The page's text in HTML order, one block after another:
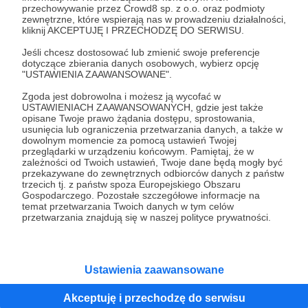
przechowywanie przez Crowd8 sp. z o.o. oraz podmioty
zewnętrzne, które wspierają nas w prowadzeniu działalności,
kliknij AKCEPTUJĘ I PRZECHODZĘ DO SERWISU.
Jeśli chcesz dostosować lub zmienić swoje preferencje
dotyczące zbierania danych osobowych, wybierz opcję
"USTAWIENIA ZAAWANSOWANE".
Zgoda jest dobrowolna i możesz ją wycofać w
USTAWIENIACH ZAAWANSOWANYCH, gdzie jest także
opisane Twoje prawo żądania dostępu, sprostowania,
usunięcia lub ograniczenia przetwarzania danych, a także w
dowolnym momencie za pomocą ustawień Twojej
przeglądarki w urządzeniu końcowym. Pamiętaj, że w
zależności od Twoich ustawień, Twoje dane będą mogły być
przekazywane do zewnętrznych odbiorców danych z państw
trzecich tj. z państw spoza Europejskiego Obszaru
Gospodarczego. Pozostałe szczegółowe informacje na
temat przetwarzania Twoich danych w tym celów
przetwarzania znajdują się w naszej polityce prywatności.
Ustawienia zaawansowane
Akceptuję i przechodzę do serwisu
czas byłem członkiem Rady Języka Śląskiego,
uczestniczyłem kilkakrotnie w Diktandzie Godki
Ślōnskij, który w 2015 roku wygrałem, a od kilku lat
jestem w jego jury, jako członek Demokratycznej
Unii Regionalistów Ślaskich. W DURŚ
współpracujemy min. z Europosłem Łukaszem
Kohutem, więc Posłowi także doradzam czasami
w sprawach języka śląskiego. Pisuję także teksty
dla portalu internetowego Wachtyrz.eu
www.wachtyrz.eu), gdzie przygotowywałem min.
testy do nauki języka śląskiego. Drugą „moją”
stroną w internecie jest „Dykcjōnorz Godki
Ślōnskij”(www.dykcjonorz.eu
ogólniedostępny śląski słownik, którego
jestem wspōłautorem z kolegą Wojtkiem
Po co założyłem konto na Patronite? Państwo
polskie nie uznaje, niestety, Ślązakōw, ani języka
Cele
"Giskana Fojermana' oraz
Dykcjōnorz Godki Ślōnskij
1 500 zł Cel osiągnięty!
100%
Otrzymana kwota pomoże mi w
opłaceniu kosztów utrzymania
(domeny serwery) stron
internetowych w j.śląskim; "Giskana
(www.dykcjonorz.eu)